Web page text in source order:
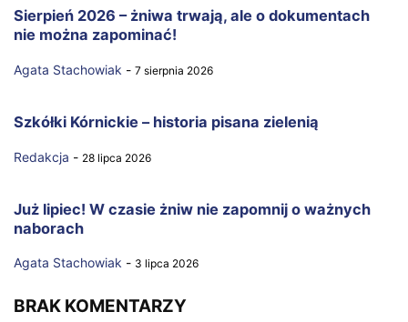
Sierpień 2026 – żniwa trwają, ale o dokumentach
nie można zapominać!
Agata Stachowiak - 7 sierpnia 2026
Szkółki Kórnickie – historia pisana zielenią
Redakcja - 28 lipca 2026
Już lipiec! W czasie żniw nie zapomnij o ważnych
naborach
Agata Stachowiak - 3 lipca 2026
BRAK KOMENTARZY